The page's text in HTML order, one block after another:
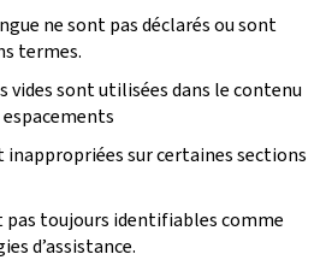
ne sont pas déclarés ou sont
termes.
vides sont utilisées dans le contenu
inappropriées sur certaines sections
pas toujours identifiables comme
d’assistance.